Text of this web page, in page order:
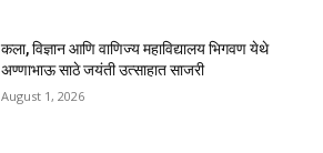
कला, विज्ञान आणि वाणिज्य महाविद्यालय भिगवण येथे
अण्णाभाऊ साठे जयंती उत्साहात साजरी
August 1, 2026